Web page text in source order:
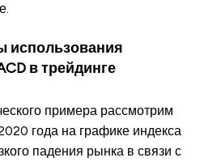
использования
в трейдинге
примера рассмотрим
года на графике индекса
падения рынка в связи с